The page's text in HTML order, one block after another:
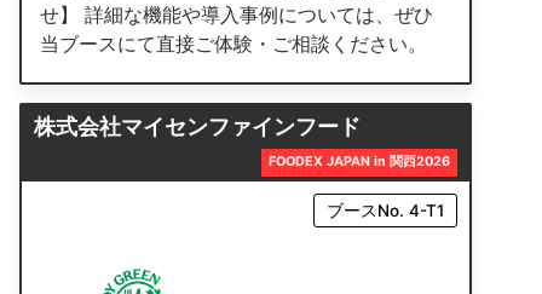
せ】 詳細な機能や導入事例については、ぜひ
当ブースにて直接ご体験・ご相談ください。
株式会社マイセンファインフード
FOODEX JAPAN in 関西2026
ブースNo. 4-T1